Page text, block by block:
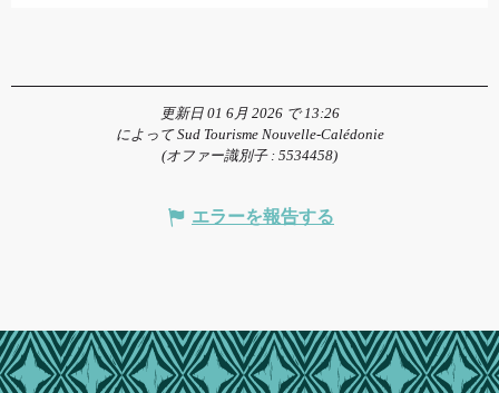
更新日 01 6月 2026 で 13:26
によって Sud Tourisme Nouvelle-Calédonie
(オファー識別子 : 5534458)
エラーを報告する